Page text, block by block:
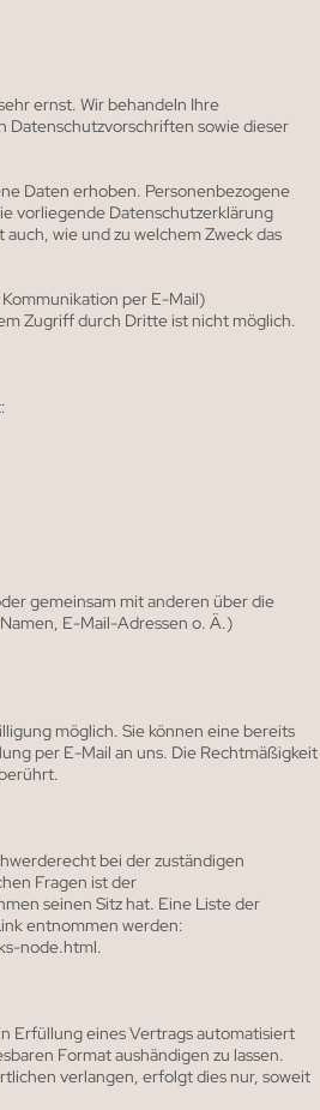
ernst. Wir behandeln Ihre
Datenschutzvorschriften sowie dieser
Daten erhoben. Personenbezogene
vorliegende Datenschutzerklärung
wie und zu welchem Zweck das
per E-Mail)
Zugriff durch Dritte ist nicht möglich.
gemeinsam mit anderen über die
E-Mail-Adressen o. Ä.)
möglich. Sie können eine bereits
per E-Mail an uns. Die Rechtmäßigkeit
bei der zuständigen
Fragen ist der
seinen Sitz hat. Eine Liste der
entnommen werden:
node.html.
Erfüllung eines Vertrags automatisiert
Format aushändigen zu lassen.
verlangen, erfolgt dies nur, soweit